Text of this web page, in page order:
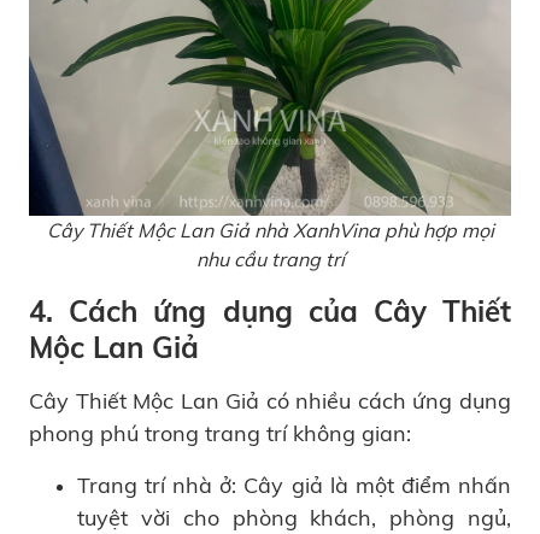
Cây Thiết Mộc Lan Giả nhà XanhVina phù hợp mọi
nhu cầu trang trí
4. Cách ứng dụng của Cây Thiết
Mộc Lan Giả
Cây Thiết Mộc Lan Giả có nhiều cách ứng dụng
phong phú trong trang trí không gian:
Trang trí nhà ở: Cây giả là một điểm nhấn
tuyệt vời cho phòng khách, phòng ngủ,